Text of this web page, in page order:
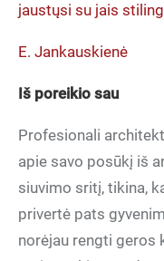
jaustųsi su jais
E. Jankauskienė
Iš poreikio sau
Profesionali
apie savo posūkį iš
siuvimo sritį, tikina,
privertė pats
norėjau rengti geros